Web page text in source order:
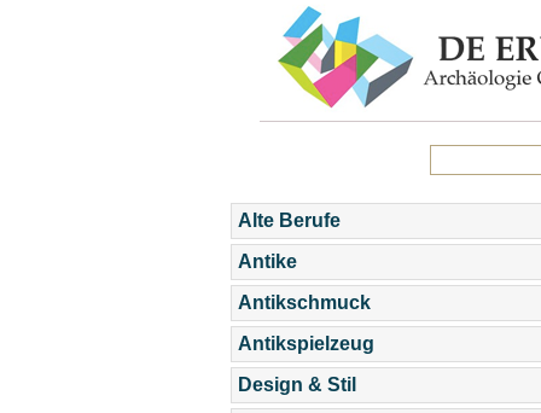
Alte Berufe
Antike
Antikschmuck
Antikspielzeug
Design & Stil